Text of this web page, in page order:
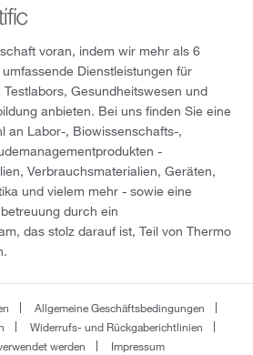
voran, indem wir mehr als 6
Dienstleistungen für
Gesundheitswesen und
anbieten. Bei uns finden Sie eine
an Labor-, Biowissenschafts-,
-
Verbrauchsmaterialien, Geräten,
und vielem mehr - sowie eine
durch ein
das stolz darauf ist, Teil von Thermo
Allgemeine Geschäftsbedingungen
Widerrufs- und Rückgaberichtlinien
werden
Impressum